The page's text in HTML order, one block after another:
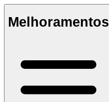
Melhoramentos